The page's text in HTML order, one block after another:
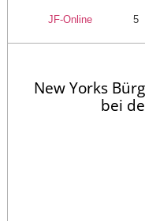
JF-Online 5
New Yorks
bei